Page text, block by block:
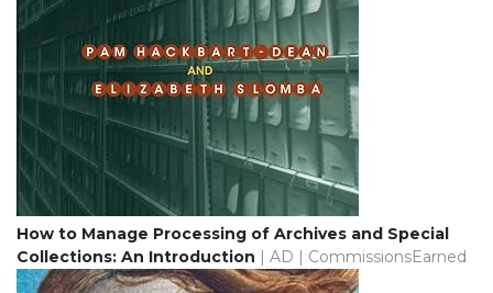
How to Manage Processing of Archives and Special
Collections: An Introduction | AD | CommissionsEarned